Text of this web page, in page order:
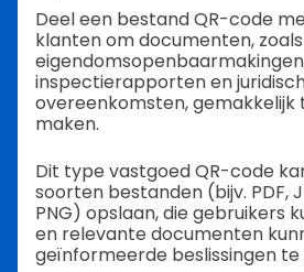
Deel een bestand QR-code
klanten om documenten, zoals
inspectierapporten en
overeenkomsten, gemakkelijk
maken.
Dit type vastgoed QR-code
soorten bestanden (bijv. PDF,
PNG) opslaan, die gebruikers
en relevante documenten
geïnformeerde beslissingen te